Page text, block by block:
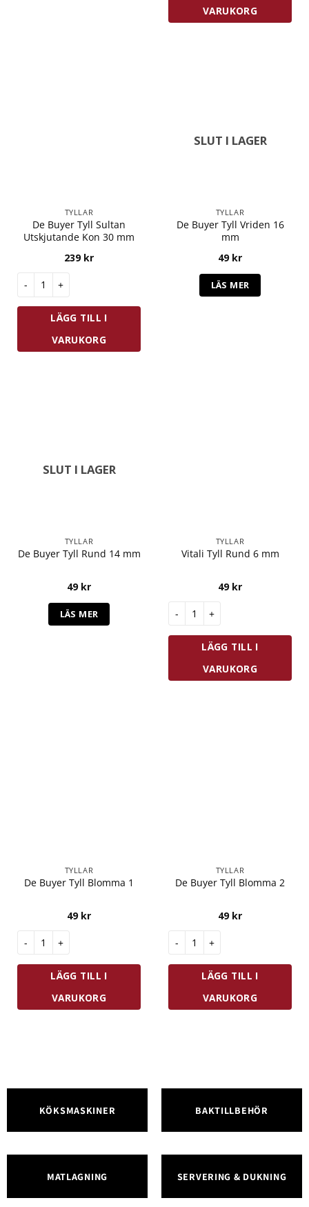
VARUKORG
TYLLAR
De Buyer Tyll Sultan
Utskjutande Kon 30 mm
239 kr
De Buyer Tyll Sultan Utskjutande Kon 30 mm mängd
LÄGG TILL I
VARUKORG
SLUT I LAGER
TYLLAR
De Buyer Tyll Vriden 16
mm
49 kr
LÄS MER
SLUT I LAGER
TYLLAR
De Buyer Tyll Rund 14 mm
49 kr
LÄS MER
TYLLAR
Vitali Tyll Rund 6 mm
49 kr
Vitali Tyll Rund 6 mm mängd
LÄGG TILL I
VARUKORG
TYLLAR
De Buyer Tyll Blomma 1
49 kr
De Buyer Tyll Blomma 1 mängd
LÄGG TILL I
VARUKORG
TYLLAR
De Buyer Tyll Blomma 2
49 kr
De Buyer Tyll Blomma 2 mängd
LÄGG TILL I
VARUKORG
KÖKSMASKINER BAKTILLBEHÖR
MATLAGNING SERVERING & DUKNING